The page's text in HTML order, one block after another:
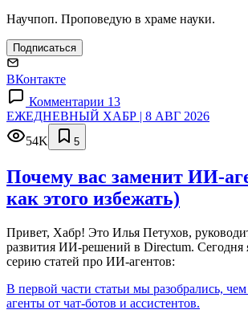
Научпоп. Проповедую в храме науки.
Подписаться
ВКонтакте
Комментарии 13
ЕЖЕДНЕВНЫЙ ХАБР | 8 АВГ 2026
54K
5
Почему вас заменит
как этого избежать)
Привет, Хабр! Это Илья Петухов,
развития ИИ-решений в Directum.
серию статей про ИИ-агентов:
В первой части статьи мы разобрались,
агенты от чат-ботов и ассистентов.